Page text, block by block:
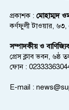
প্রকাশক : মোহাম্মদ
কর্ণফুলী টাওয়ার,
সম্পাদকীয় ও
প্রেস ক্লাব ভবন, ৬ষ্ঠ
ফোন :
E-mail :